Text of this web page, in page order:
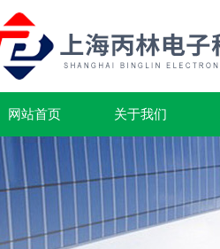
网站首页 关于我们